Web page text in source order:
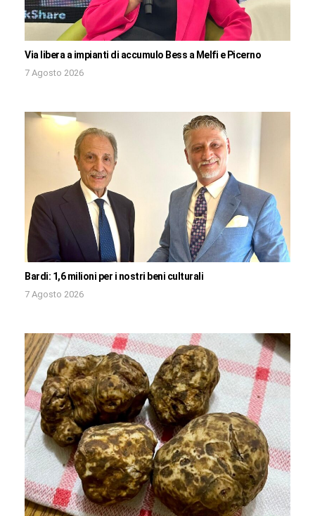
Via libera a impianti di accumulo Bess a Melfi e Picerno
7 Agosto 2026
Bardi: 1,6 milioni per i nostri beni culturali
7 Agosto 2026